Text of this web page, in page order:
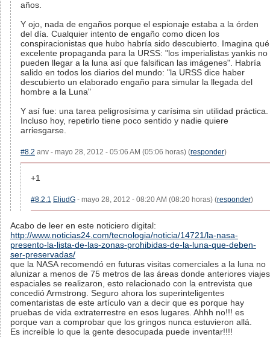
años.
Y ojo, nada de engaños porque el espionaje estaba a la órden
del día. Cualquier intento de engaño como dicen los
conspiracionistas que hubo habría sido descubierto. Imagina qué
excelente propaganda para la URSS: "los imperialistas yankis no
pueden llegar a la luna así que falsifican las imágenes". Habría
salido en todos los diarios del mundo: "la URSS dice haber
descubierto un elaborado engaño para simular la llegada del
hombre a la Luna"
Y así fue: una tarea peligrosísima y carísima sin utilidad práctica.
Incluso hoy, repetirlo tiene poco sentido y nadie quiere
arriesgarse.
#8.2 anv - mayo 28, 2012 - 05:06 AM (05:06 horas) (responder)
+1
#8.2.1 EliudG - mayo 28, 2012 - 08:20 AM (08:20 horas) (responder)
Acabo de leer en este noticiero digital:
http://www.noticias24.com/tecnologia/noticia/14721/la-nasa-
presento-la-lista-de-las-zonas-prohibidas-de-la-luna-que-deben-
ser-preservadas/
que la NASA recomendó en futuras visitas comerciales a la luna no
alunizar a menos de 75 metros de las áreas donde anteriores viajes
espaciales se realizaron, esto relacionado con la entrevista que
concedió Armstrong. Seguro ahora los superinteligentes
comentaristas de este artículo van a decir que es porque hay
pruebas de vida extraterrestre en esos lugares. Ahhh no!!! es
porque van a comprobar que los gringos nunca estuvieron allá.
Es increíble lo que la gente desocupada puede inventar!!!!